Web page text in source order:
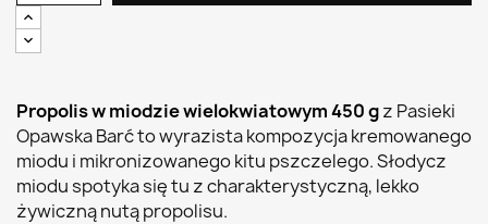
Propolis w miodzie wielokwiatowym 450 gz Pasieki
Opawska Barć to wyrazista kompozycja kremowanego
miodu i mikronizowanego kitu pszczelego. Słodycz
miodu spotyka się tu z charakterystyczną, lekko
żywiczną nutą propolisu.